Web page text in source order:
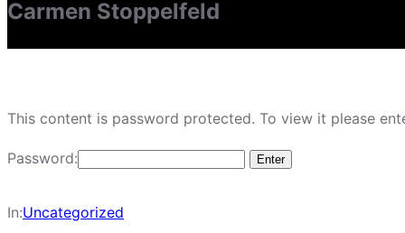
Carmen Stoppelfeld
This content is password protected. To view it please
Password:
In:Uncategorized